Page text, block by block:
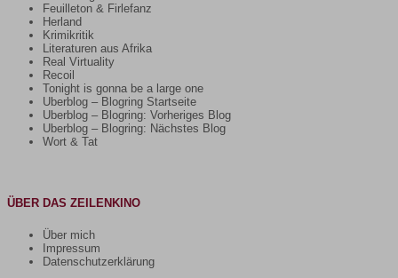
Feuilleton & Firlefanz
Herland
Krimikritik
Literaturen aus Afrika
Real Virtuality
Recoil
Tonight is gonna be a large one
Uberblog – Blogring Startseite
Uberblog – Blogring: Vorheriges Blog
Uberblog – Blogring: Nächstes Blog
Wort & Tat
ÜBER DAS ZEILENKINO
Über mich
Impressum
Datenschutzerklärung